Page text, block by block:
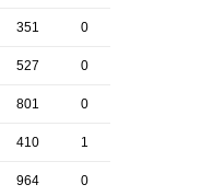
351 0
527 0
801 0
410 1
964 0